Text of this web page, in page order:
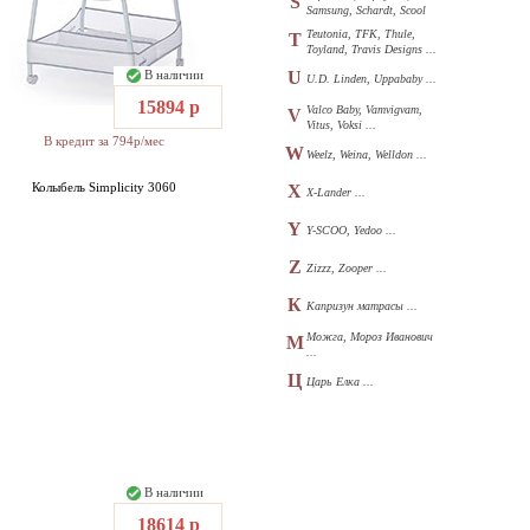
В наличии
15894 р
В кредит за 794р/мес
Колыбель Simplicity 3060
В наличии
18614 р
Samsung, Schardt, Scool
T Teutonia, TFK, Thule,
Toyland, Travis Designs ...
U U.D. Linden, Uppababy ...
V Valco Baby, Vamvigvam,
Vitus, Voksi ...
WWeelz, Weina, Welldon ...
X X-Lander ...
Y Y-SCOO, Yedoo ...
Z Zizzz, Zooper ...
К Капризун матрасы ...
М Можга, Мороз Иванович
Ц Царь Елка ...